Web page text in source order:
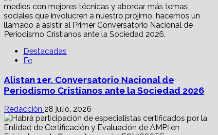
Destacadas
Fe
Alistan 1er. Conversatorio Nacional de
Periodismo Cristianos ante la Sociedad 2026
Redacción 28 julio, 2026